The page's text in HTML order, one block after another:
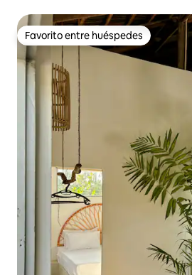
Favorito entre huéspedes
Favorito entre huéspedes